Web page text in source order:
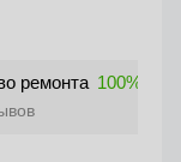
ремонта 100%